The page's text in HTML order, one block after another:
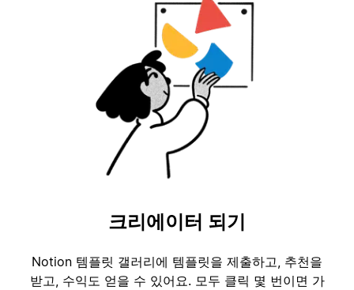
크리에이터 되기
Notion 템플릿 갤러리에 템플릿을 제출하고, 추천을
받고, 수익도 얻을 수 있어요. 모두 클릭 몇 번이면 가